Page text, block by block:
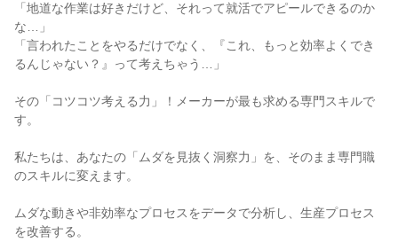
「地道な作業は好きだけど、それって就活でアピールできるのか
な…」
「言われたことをやるだけでなく、『これ、もっと効率よくでき
るんじゃない？』って考えちゃう…」
その「コツコツ考える力」！メーカーが最も求める専門スキルで
す。
私たちは、あなたの「ムダを見抜く洞察力」を、そのまま専門職
のスキルに変えます。
ムダな動きや非効率なプロセスをデータで分析し、生産プロセス
を改善する。